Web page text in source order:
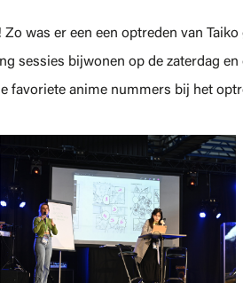
was er een een optreden van
sessies bijwonen op de zaterdag
favoriete anime nummers bij het